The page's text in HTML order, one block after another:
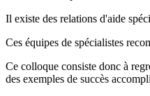
Il existe des relations d'aide
Ces équipes de spécialistes
Ce colloque consiste donc à
des exemples de succès